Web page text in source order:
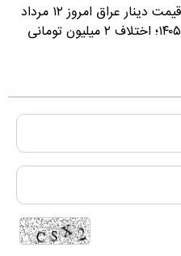
قیمت دینار عراق امروز ۱۲ مرداد
۱۴۰۵؛ اختلاف ۲ میلیون تومانی